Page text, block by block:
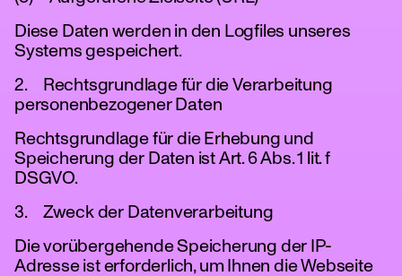
Diese Daten werden in den Logfiles unseres
Systems gespeichert.
2. Rechtsgrundlage für die Verarbeitung
personenbezogener Daten
Rechtsgrundlage für die Erhebung und
Speicherung der Daten ist Art. 6 Abs. 1 lit. f
DSGVO.
3. Zweck der Datenverarbeitung
Die vorübergehende Speicherung der IP-
Adresse ist erforderlich, um Ihnen die Webseite